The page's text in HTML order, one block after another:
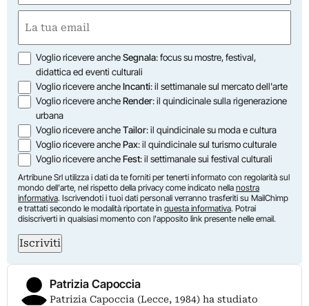
(Required)
Opzioni
Voglio ricevere ancheSegnala: focus su mostre, festival,
didattica ed eventi culturali
Voglio ricevere ancheIncanti: il settimanale sul mercato dell'arte
Voglio ricevere ancheRender: il quindicinale sulla rigenerazione
urbana
Voglio ricevere ancheTailor: il quindicinale su moda e cultura
Voglio ricevere anchePax: il quindicinale sul turismo culturale
Voglio ricevere ancheFest: il settimanale sui festival culturali
Artribune Srl utilizza i dati da te forniti per tenerti informato con regolarità sul
mondo dell'arte, nel rispetto della privacy come indicato nella nostra
informativa. Iscrivendoti i tuoi dati personali verranno trasferiti su MailChimp
e trattati secondo le modalità riportate in questa informativa. Potrai
disiscriverti in qualsiasi momento con l'apposito link presente nelle email.
Iscriviti
Patrizia Capoccia
Patrizia Capoccia (Lecce, 1984) ha studiato